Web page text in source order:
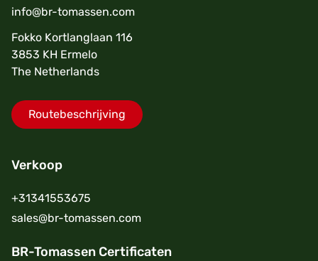
info@br-tomassen.com
Fokko Kortlanglaan 116
3853 KH Ermelo
The Netherlands
Routebeschrijving
Verkoop
+31341553675
sales@br-tomassen.com
BR-Tomassen Certificaten